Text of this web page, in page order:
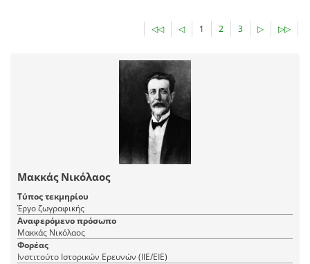
◁◁ ◁ 1 2 3 ▷ ▷▷
Μακκάς Νικόλαος
Τύπος τεκμηρίου
Έργο ζωγραφικής
Αναφερόμενο πρόσωπο
Μακκάς Νικόλαος
Φορέας
Ινστιτούτο Ιστορικών Ερευνών (ΙΙΕ/ΕΙΕ)